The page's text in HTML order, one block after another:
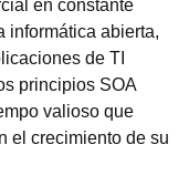
en constante
informática abierta,
de TI
principios SOA
valioso que
el crecimiento de su